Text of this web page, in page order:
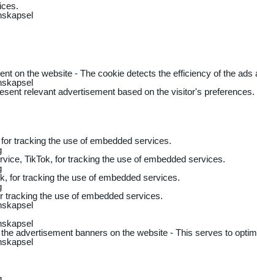
on the website - The cookie detects the efficiency of the
relevant advertisement based on the visitor's preferences.
tracking the use of embedded services.
TikTok, for tracking the use of embedded services.
for tracking the use of embedded services.
tracking the use of embedded services.
advertisement banners on the website - This serves to